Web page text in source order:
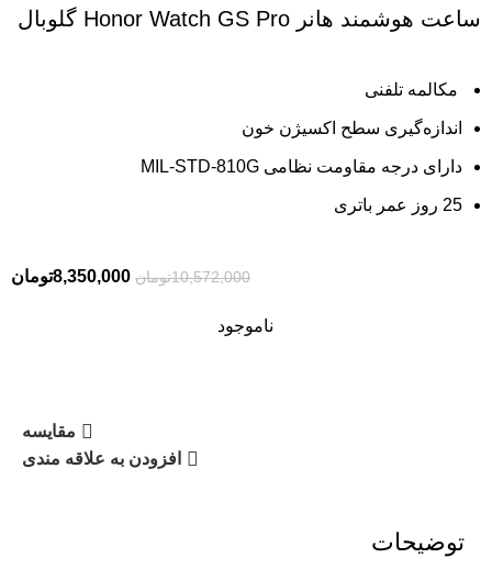
ساعت هوشمند هانر Honor Watch GS Pro گلوبال
مکالمه تلفنی
اندازه‌گیری سطح اکسیژن خون
دارای درجه مقاومت نظامی MIL-STD-810G
25 روز عمر باتری
10,572,000تومان 8,350,000تومان
ناموجود
مقایسه
افزودن به علاقه مندی
توضیحات